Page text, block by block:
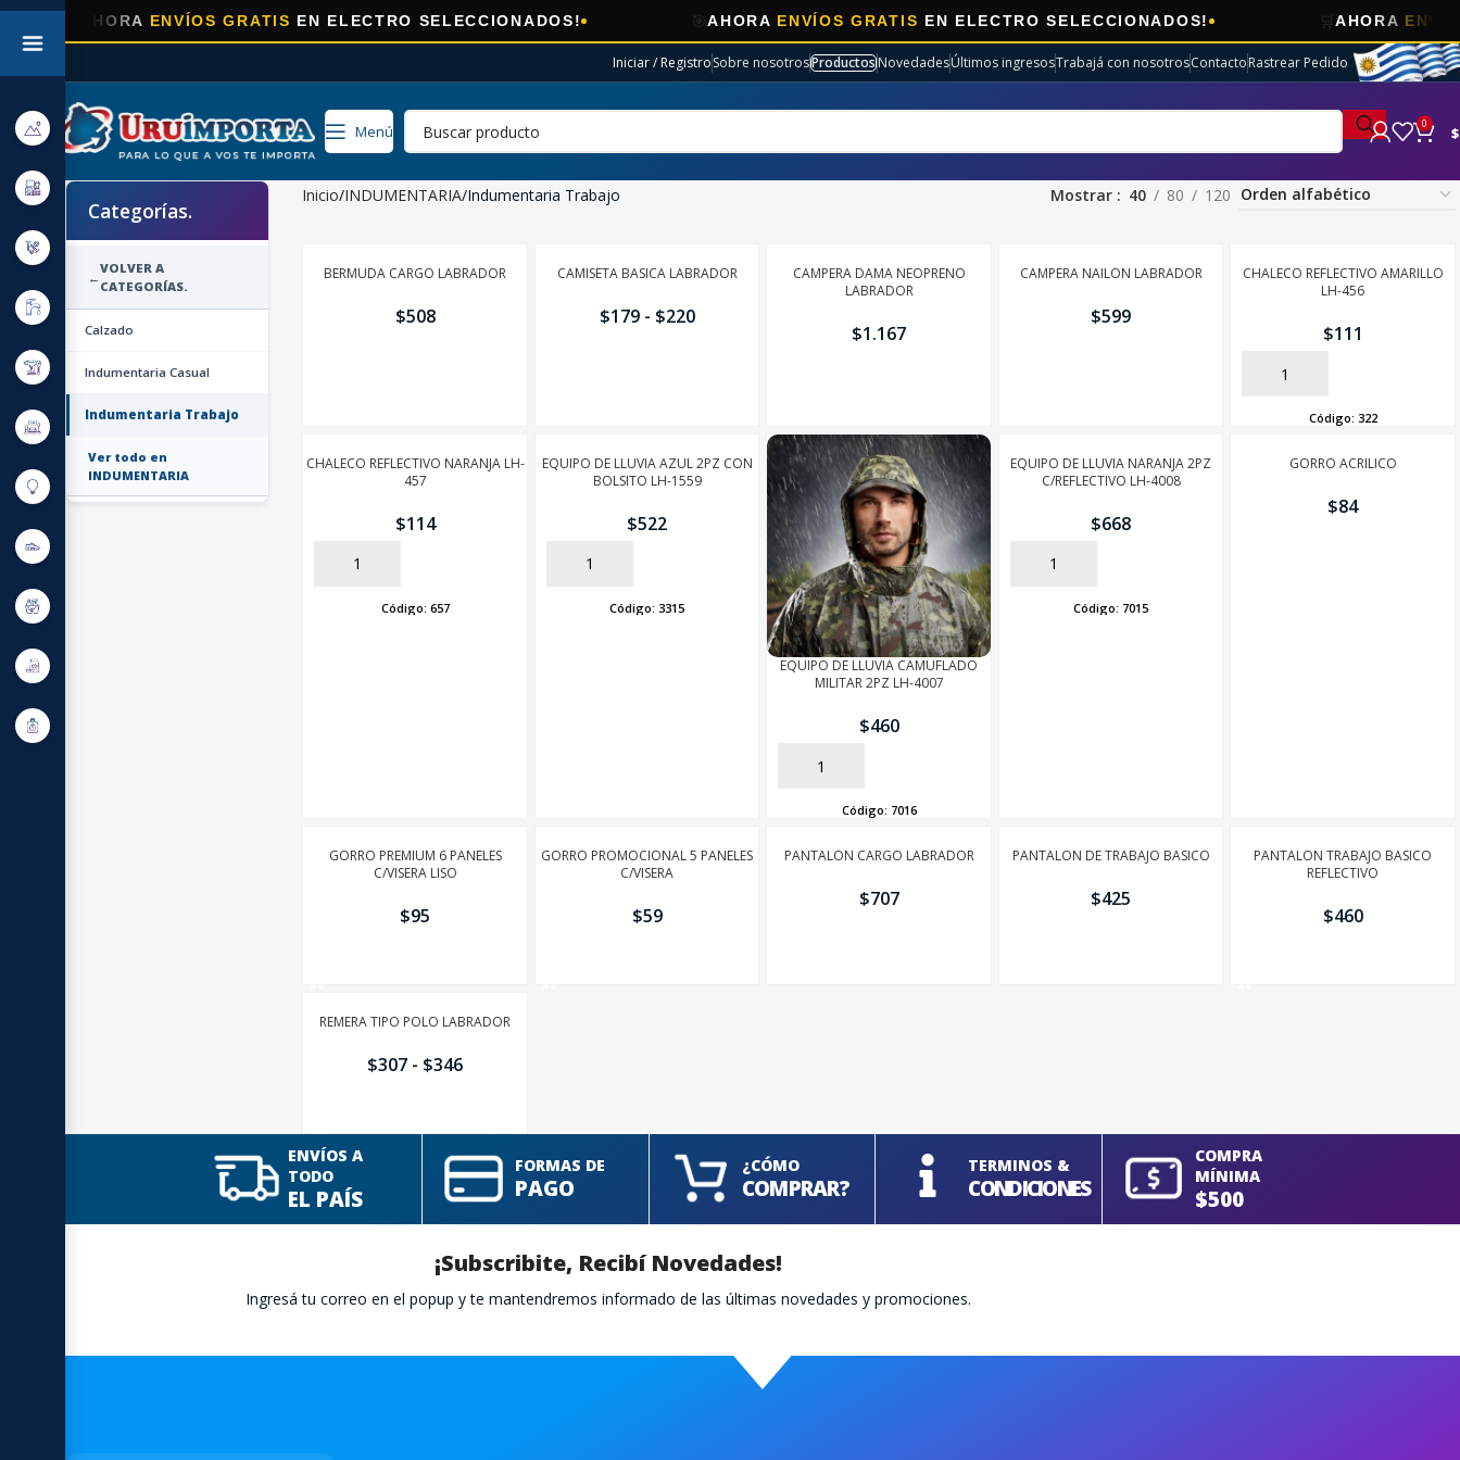
ENVÍOS GRATISEN ELECTRO SELECCIONADOS! AHORAENVÍOS GRATISEN ELECTRO SELECCIONADOS! AHORAENVÍOS
Iniciar / RegistroSobre nosotrosProductosNovedadesÚltimos ingresosTrabajá con nosotrosContactoRastrear Pedido
Menú 0 $
Categorías.
←
VOLVER A
CATEGORÍAS.
Calzado
Indumentaria Casual
Indumentaria Trabajo
Ver todo en
INDUMENTARIA
Inicio INDUMENTARIA Indumentaria Trabajo Mostrar 40 80 120
BERMUDA CARGO LABRADOR
$508
CAMISETA BASICA LABRADOR
$179 - $220
CAMPERA DAMA NEOPRENO
LABRADOR
$1.167
CAMPERA NAILON LABRADOR
$599
CHALECO REFLECTIVO AMARILLO
LH-456
$111
AÑADIR
Código: 322
CHALECO REFLECTIVO NARANJA LH-
457
$114
AÑADIR
Código: 657
EQUIPO DE LLUVIA AZUL 2PZ CON
BOLSITO LH-1559
$522
AÑADIR
Código:3315
EQUIPO DE LLUVIA CAMUFLADO
MILITAR 2PZ LH-4007
$460
AÑADIR
Código: 7016
EQUIPO DE LLUVIA NARANJA 2PZ
C/REFLECTIVO LH-4008
$668
AÑADIR
Código: 7015
GORRO ACRILICO
$84
GORRO PREMIUM 6 PANELES
C/VISERA LISO
$95
GORRO PROMOCIONAL 5 PANELES
C/VISERA
$59
PANTALON CARGO LABRADOR
$707
PANTALON DE TRABAJO BASICO
$425
PANTALON TRABAJO BASICO
REFLECTIVO
$460
REMERA TIPO POLO LABRADOR
$307 - $346
ENVÍOS A
TODO
EL PAÍS
FORMAS DE
PAGO
¿CÓMO
COMPRAR?
TERMINOS &
CONDICIONES
COMPRA
MÍNIMA
$500
¡Subscribite, Recibí Novedades!
Ingresá tu correo en el popup y te mantendremos informado de las últimas novedades y promociones.